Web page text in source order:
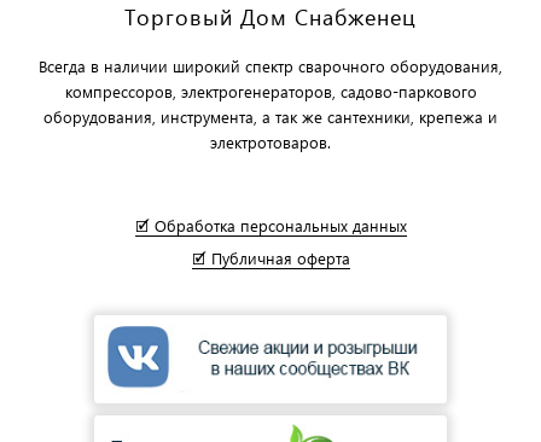
Торговый Дом Снабженец
Всегда в наличии широкий спектр сварочного оборудования,
компрессоров, электрогенераторов, садово-паркового
оборудования, инструмента, а так же сантехники, крепежа и
электротоваров.
🗹 Обработка персональных данных
🗹 Публичная оферта